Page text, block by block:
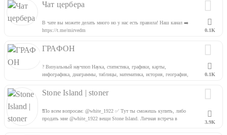
Чат цербера
В чате вы можете делать много но у нас есть правила! Наш канал ➡️
https://t.me/mirvedm
0.1K
ГРАФОН
? Визуальный научпоп Наука, статистика, графики, карты,
инфографика, диаграммы, таблицы, математика, история, география,
0.1K
Stone Island | stoner
❗️По всем вопросам: @white_1922 ✅ Тут ты сможешь купить, либо
продать мне @white_1922 вещи Stone Island. Личная встреча в
3.9K